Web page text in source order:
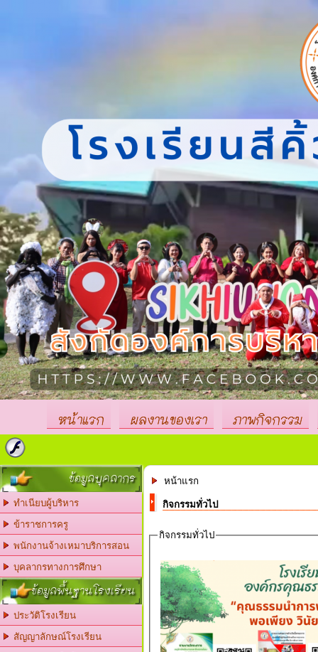
หน้าแรก ผลงานของเรา ภาพกิจกรรม
ข้อมูลบุคลากร
ทำเนียบผู้บริหาร
ข้าราชการครู
พนักงานจ้างเหมาบริการสอน
บุคลากรทางการศึกษา
ข้อมูลพื้นฐานโรงเรียน
ประวัติโรงเรียน
สัญญาลักษณ์โรงเรียน
หน้าแรก
กิจกรรมทั่วไป
กิจกรรมทั่วไป